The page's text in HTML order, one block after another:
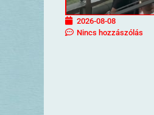
2026-08-08
Nincs hozzászólás